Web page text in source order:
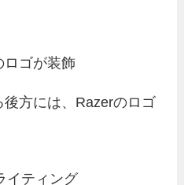
方には、Razerのロゴ